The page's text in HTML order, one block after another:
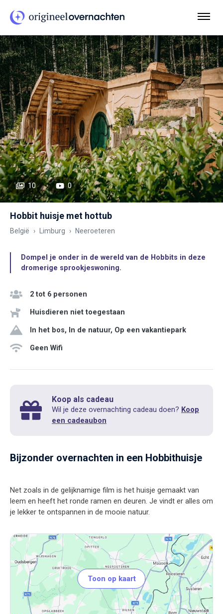
10 0
Hobbit huisje met hottub
België Limburg Neeroeteren
Dompel je onder in de wereld van de Hobbits in deze
dromerige sprookjeswoning.
2 tot 6 personen
Huisdieren niet toegestaan
In het bos, In de natuur, Op een vakantiepark
Geen Wifi
Koop als cadeau
Wil je deze overnachting cadeau doen? Koop
een cadeaubon
Bijzonder overnachten in een Hobbithuisje
Net zoals in de gelijknamige film is het huisje gemaakt van
leem en heeft het ronde ramen en deuren. Je vindt er alles om
Toon op kaart